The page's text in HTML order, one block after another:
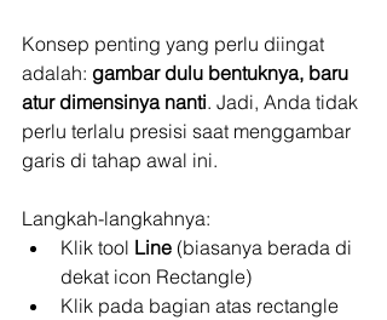
Konsep penting yang perlu diingat
adalah: gambar dulu bentuknya, baru
atur dimensinya nanti. Jadi, Anda tidak
perlu terlalu presisi saat menggambar
garis di tahap awal ini.
Langkah-langkahnya:
Klik tool Line (biasanya berada di
dekat icon Rectangle)
Klik pada bagian atas rectangle